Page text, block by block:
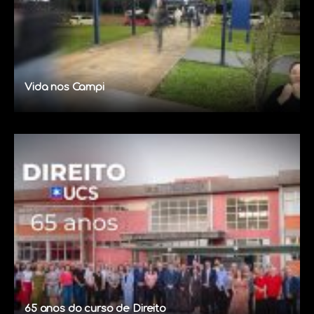
Vida nos Campi
65 anos do curso de Direito